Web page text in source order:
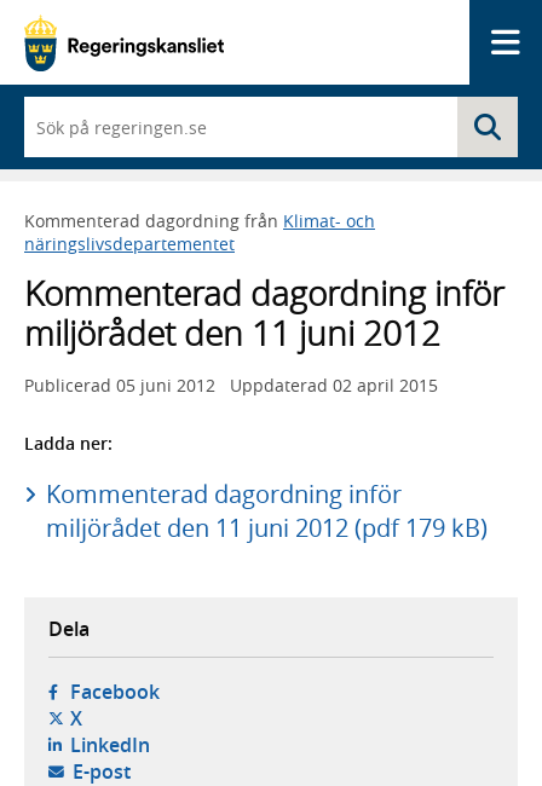
du
börjar
skriva
framträder
en
med
sökförslag
Kommenterad dagordning från Klimat- och
näringslivsdepartementet
Kommenterad dagordning inför
miljörådet den 11 juni 2012
Publicerad 05 juni 2012 Uppdaterad 02 april 2015
Ladda ner:
Kommenterad dagordning inför
miljörådet den 11 juni 2012 (pdf 179 kB)
Dela
Facebook- öppnas i ny flik, extern webbplats,
X- öppnas i ny flik, extern webbplats,
LinkedIn- öppnas i ny flik, extern webbplats,
E-post- öppnar din e-postklient,